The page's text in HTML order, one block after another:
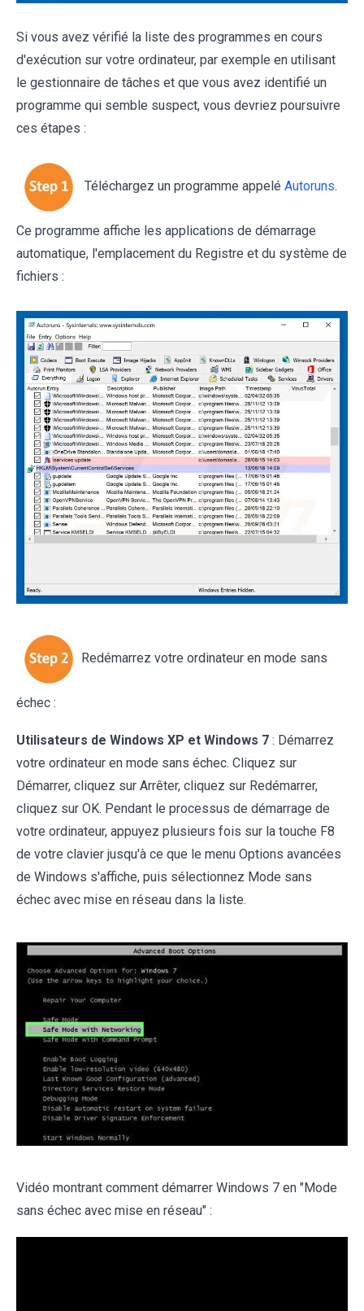
Si vous avez vérifié la liste des programmes en cours
d'exécution sur votre ordinateur, par exemple en utilisant
le gestionnaire de tâches et que vous avez identifié un
programme qui semble suspect, vous devriez poursuivre
ces étapes :
Téléchargez un programme appelé Autoruns.
Ce programme affiche les applications de démarrage
automatique, l'emplacement du Registre et du système de
fichiers :
Redémarrez votre ordinateur en mode sans
échec :
Utilisateurs de Windows XP et Windows 7 : Démarrez
votre ordinateur en mode sans échec. Cliquez sur
Démarrer, cliquez sur Arrêter, cliquez sur Redémarrer,
cliquez sur OK. Pendant le processus de démarrage de
votre ordinateur, appuyez plusieurs fois sur la touche F8
de votre clavier jusqu'à ce que le menu Options avancées
de Windows s'affiche, puis sélectionnez Mode sans
échec avec mise en réseau dans la liste.
Vidéo montrant comment démarrer Windows 7 en "Mode
sans échec avec mise en réseau" :